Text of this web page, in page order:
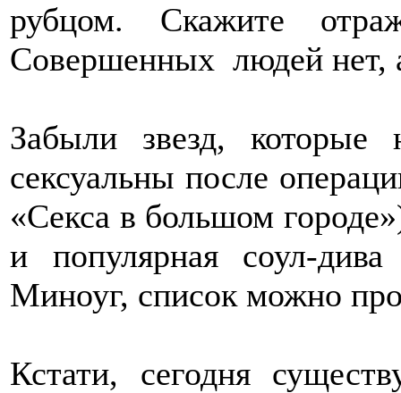
рубцом. Скажите
Совершенных людей нет,
Забыли звезд,
сексуальны после
«Секса в большом
и популярная соул-
Миноуг, список можно
Кстати, сегодня